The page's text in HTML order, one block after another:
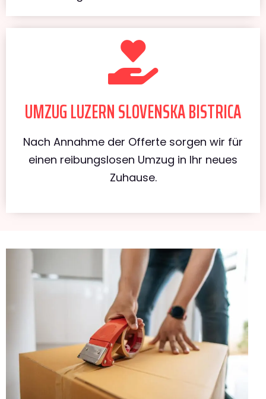
UMZUG LUZERN SLOVENSKA BISTRICA
Nach Annahme der Offerte sorgen wir für
einen reibungslosen Umzug in Ihr neues
Zuhause.